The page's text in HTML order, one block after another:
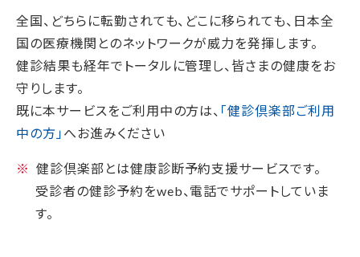
全国、どちらに転勤されても、どこに移られても、日本全
国の医療機関とのネットワークが威力を発揮します。
健診結果も経年でトータルに管理し、皆さまの健康をお
守りします。
既に本サービスをご利用中の方は、 「健診倶楽部ご利用
中の方」 へお進みください
健診倶楽部とは健康診断予約支援サービスです。
受診者の健診予約をweb、電話でサポートしていま
す。